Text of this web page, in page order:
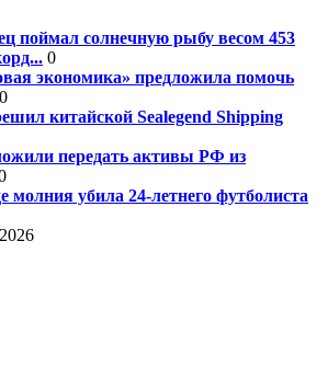
поймал солнечную рыбу весом 453
0
экономика» предложила помочь
0
китайской Sealegend Shipping
передать активы РФ из
молния убила 24-летнего футболиста